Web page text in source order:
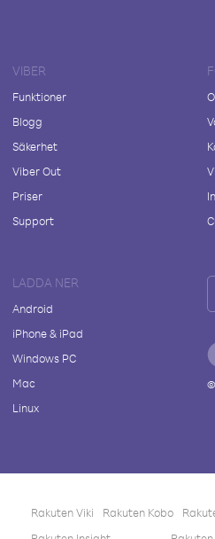
VIBER
Funktioner
Blogg
Säkerhet
Viber Out
Priser
Support
LADDA NER
Android
iPhone & iPad
Windows PC
Mac
Linux
©
Rakuten Viki Rakuten Kobo